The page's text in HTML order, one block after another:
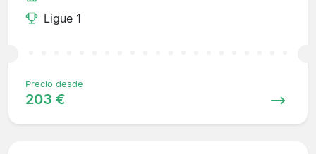
Ligue 1
Precio desde
203 €